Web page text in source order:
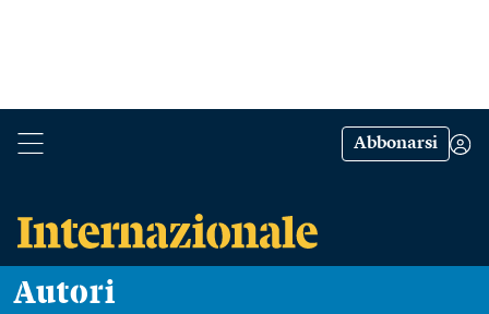
Abbonarsi
Autori